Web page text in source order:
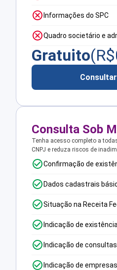
Informações do SPC
Quadro societário e
Gratuito(R$
Consulta Sob
Tenha acesso completo a
CNPJ e reduza riscos de
Confirmação de
Dados cadastrais
Situação na Receita
Indicação de
Indicação de
Indicação de